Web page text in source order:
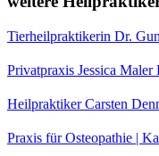
Tierheilpraktikerin Dr.
Privatpraxis Jessica
Heilpraktiker Carsten
Praxis für Osteopathie |